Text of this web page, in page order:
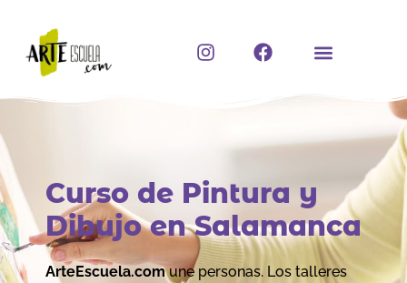
contenido
I
n
a
m
F
a
Curso de Pintura y
Dibujo en Salamanca
ArteEscuela.comune personas. Los talleres